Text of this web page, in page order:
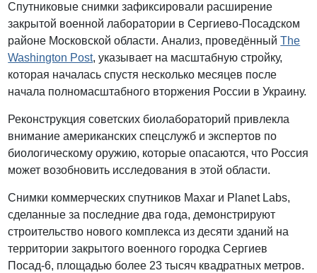
Спутниковые снимки зафиксировали расширение
закрытой военной лаборатории в Сергиево-Посадском
районе Московской области. Анализ, проведённыйThe
Washington Post, указывает на масштабную стройку,
которая началась спустя несколько месяцев после
начала полномасштабного вторжения России в Украину.
Реконструкция советских биолабораторий привлекла
внимание американских спецслужб и экспертов по
биологическому оружию, которые опасаются, что Россия
может возобновить исследования в этой области.
Снимки коммерческих спутников Maxar и Planet Labs,
сделанные за последние два года, демонстрируют
строительство нового комплекса из десяти зданий на
территории закрытого военного городка Сергиев
Посад-6, площадью более 23 тысяч квадратных метров.